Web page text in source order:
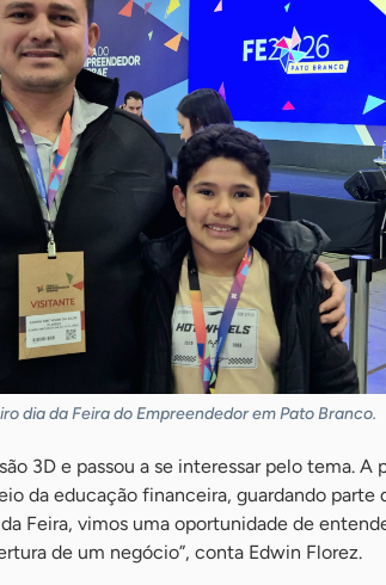
dia da Feira do Empreendedor em Pato Branco.
3D e passou a se interessar pelo tema. A
da educação financeira, guardando parte
Feira, vimos uma oportunidade de
de um negócio”, conta Edwin Florez.